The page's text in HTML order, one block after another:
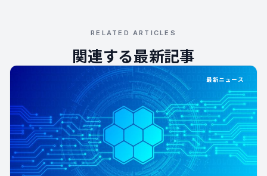
RELATED ARTICLES
関連する最新記事
最新ニュース